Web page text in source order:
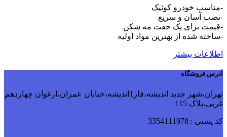
-مناسب خودرو کوئیک
-نصب آسان و سریع
-قیمت برای یک جفت مه شکن
-ساخته شده از بهترین مواد اولیه
اطلاعات بیشتر
آدرس فروشگاه
تهران،شهر جدید اندیشه،فاز1اندیشه،خیابان عمران،ارغوان چهاردهم
غربی،پلاک 115
کد پستی : 3354111978